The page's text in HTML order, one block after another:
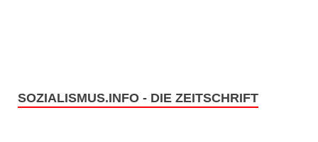
SOZIALISMUS.INFO - DIE ZEITSCHRIFT